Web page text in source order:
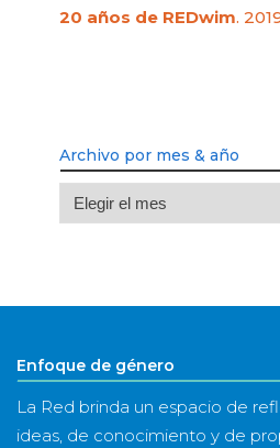
20 años de REDwim.
Archivo por mes & año
Archivo
por
año
Enfoque de género
La Red brinda un espacio de
ideas, de conocimiento y de